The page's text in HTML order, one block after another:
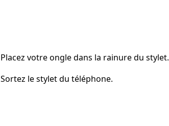
Placez votre ongle dans la rainure du stylet.
Sortez le stylet du téléphone.